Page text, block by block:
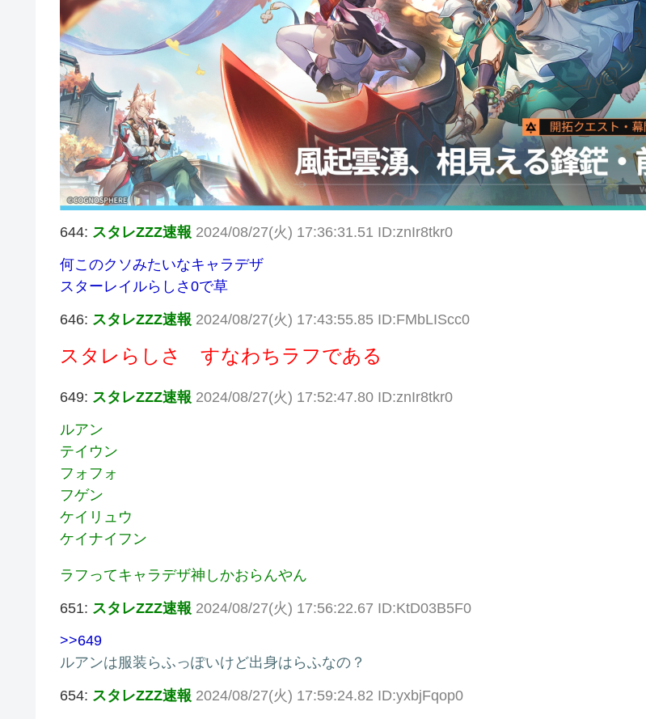
644: スタレZZZ速報 2024/08/27(火) 17:36:31.51 ID:znIr8tkr0
何このクソみたいなキャラデザ
スターレイルらしさ0で草
646: スタレZZZ速報 2024/08/27(火) 17:43:55.85 ID:FMbLIScc0
スタレらしさ すなわちラフである
649: スタレZZZ速報 2024/08/27(火) 17:52:47.80 ID:znIr8tkr0
ルアン
テイウン
フォフォ
フゲン
ケイリュウ
ケイナイフン
ラフってキャラデザ神しかおらんやん
651: スタレZZZ速報 2024/08/27(火) 17:56:22.67 ID:KtD03B5F0
>>649
ルアンは服装らふっぽいけど出身はらふなの？
654: スタレZZZ速報 2024/08/27(火) 17:59:24.82 ID:yxbjFqop0